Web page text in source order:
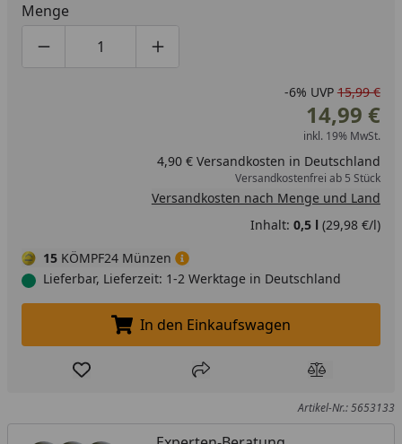
Menge
Produktmenge um eins verringern
Produktmenge manuell eingeben
Produktmenge um eins erhöhen
-6% UVP 15,99 €
14,99 €
inkl. 19% MwSt.
4,90 € Versandkosten in Deutschland
Versandkostenfrei ab 5 Stück
Versandkosten nach Menge und Land
Inhalt: 0,5 l (29,98 €/l)
15 KÖMPF24 Münzen
Lieferbar, Lieferzeit: 1-2 Werktage in Deutschland
In den Einkaufswagen legen
In den Einkaufswagen
Produkt zur Wunschliste hinzufügen
Teilen Produkt
Artikel-Nr.: 5653133